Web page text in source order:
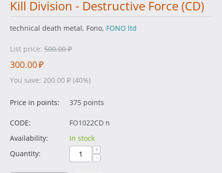
Kill Division - Destructive Force (CD)
technical death metal, Fono, FONO ltd
List price: 500.00 ₽
300.00₽
You save: 200.00 ₽ (40%)
Price in points: 375 points
CODE:
FO1022CD n
Availability:
In stock
Quantity:
+
−